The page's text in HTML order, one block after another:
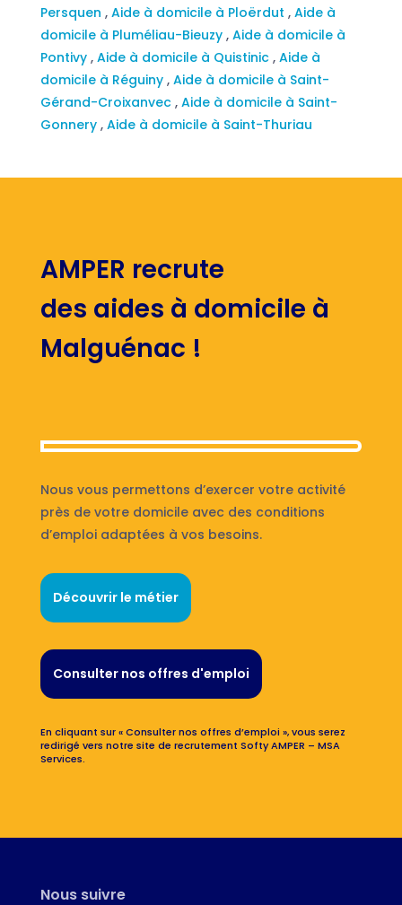
Persquen , Aide à domicile à Ploërdut , Aide à
domicile à Pluméliau-Bieuzy , Aide à domicile à
Pontivy , Aide à domicile à Quistinic , Aide à
domicile à Réguiny , Aide à domicile à Saint-
Gérand-Croixanvec , Aide à domicile à Saint-
Gonnery , Aide à domicile à Saint-Thuriau
AMPER recrute
des aides à domicile à
Malguénac !
Nous vous permettons d’exercer votre activité
près de votre domicile avec des conditions
d’emploi adaptées à vos besoins.
Découvrir le métier
Consulter nos offres d'emploi
En cliquant sur « Consulter nos offres d’emploi », vous serez
redirigé vers notre site de recrutement Softy AMPER – MSA
Services.
Nous suivre